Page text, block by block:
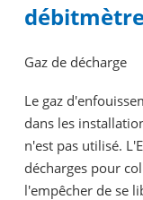
Gaz de décharge
Le gaz
dans les
n'est pas utilisé.
décharges pour
l'empêcher de se